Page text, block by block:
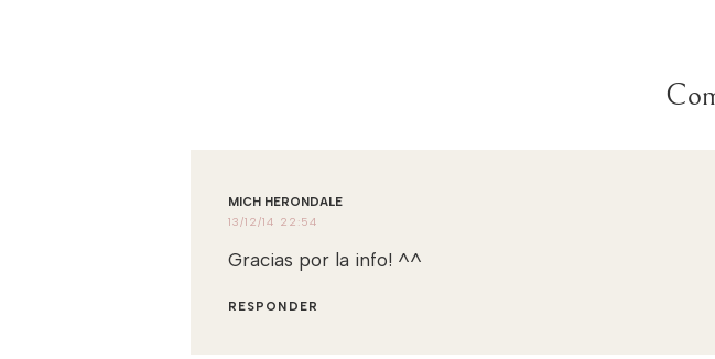
MICH HERONDALE
13/12/14 22:54
Gracias por la info! ^^
RESPONDER